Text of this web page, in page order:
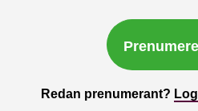
Redan prenumerant?